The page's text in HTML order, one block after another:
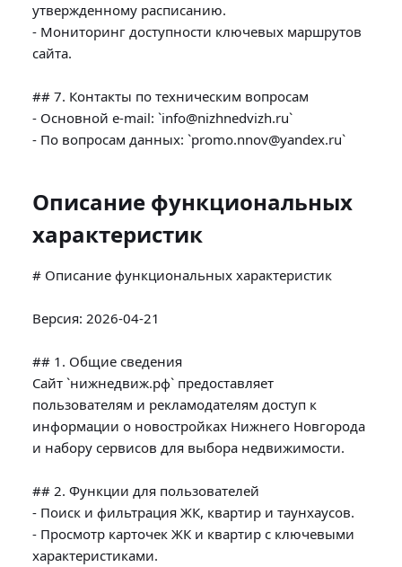
утвержденному расписанию.
- Мониторинг доступности ключевых маршрутов
сайта.
## 7. Контакты по техническим вопросам
- Основной e-mail: `info@nizhnedvizh.ru`
Описание функциональных
характеристик
# Описание функциональных характеристик
Версия: 2026-04-21
## 1. Общие сведения
Сайт `нижнедвиж.рф` предоставляет
пользователям и рекламодателям доступ к
информации о новостройках Нижнего Новгорода
и набору сервисов для выбора недвижимости.
## 2. Функции для пользователей
- Поиск и фильтрация ЖК, квартир и таунхаусов.
- Просмотр карточек ЖК и квартир с ключевыми
характеристиками.